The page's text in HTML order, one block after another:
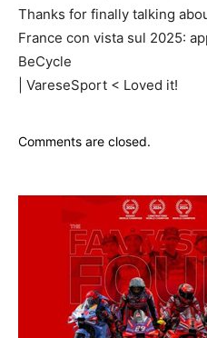
Thanks for finally talking
France con vista sul 2025:
BeCycle
| VareseSport < Loved it!
Comments are closed.